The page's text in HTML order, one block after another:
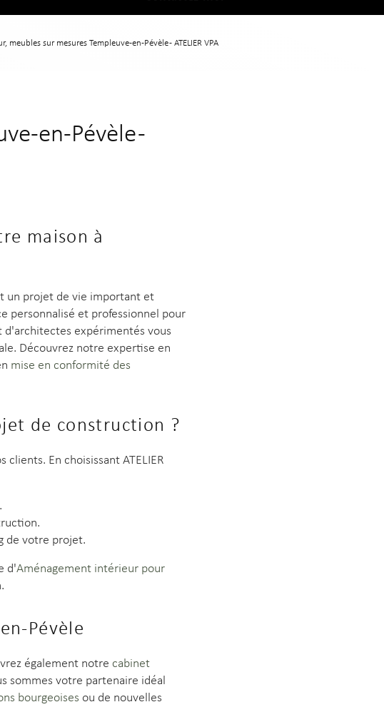
sur mesures Templeuve-en-Pévèle - ATELIER VPA
en-Pévèle -
maison à
un projet de vie important et
personnalisé et professionnel pour
d'architectes expérimentés vous
Découvrez notre expertise en
mise en conformité des
de construction ?
En choisissant ATELIER
de votre projet.
d'Aménagement intérieur pour
Pévèle
également notre cabinet
sommes votre partenaire idéal
bourgeoises ou de nouvelles